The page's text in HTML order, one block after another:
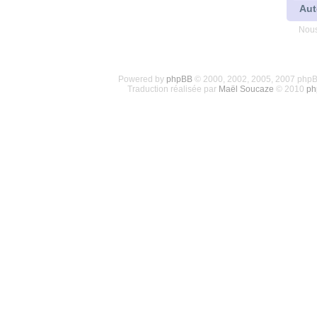
Powered by phpBB© 2000, 2002, 2005, 2007
Traduction réalisée par Maël Soucaze © 2010